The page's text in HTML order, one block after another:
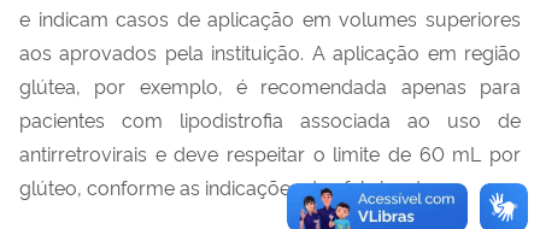
e indicam casos de aplicação em volumes superiores
aos aprovados pela instituição. A aplicação em região
glútea, por exemplo, é recomendada apenas para
pacientes com lipodistrofia associada ao uso de
antirretrovirais e deve respeitar o limite de 60 mL por
glúteo, conforme as indicações dos fabricantes.